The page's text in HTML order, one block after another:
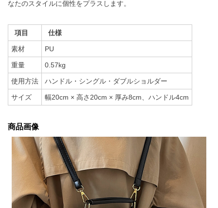
なたのスタイルに個性をプラスします。
項目 仕様
素材 PU
重量 0.57kg
使用方法 ハンドル・シングル・ダブルショルダー
サイズ 幅20cm × 高さ20cm × 厚み8cm、ハンドル4cm
商品画像